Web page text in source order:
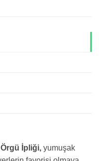
İpliği, yumuşak